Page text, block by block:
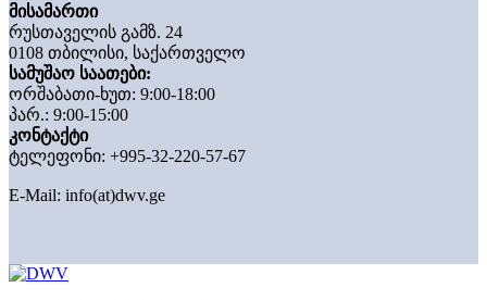
მისამართი
რუსთაველის გამზ. 24
0108 თბილისი, საქართველო
სამუშაო საათები:
ორშაბათი-ხუთ: 9:00-18:00
პარ.: 9:00-15:00
კონტაქტი
ტელეფონი: +995-32-220-57-67
E-Mail: info(at)dwv.ge